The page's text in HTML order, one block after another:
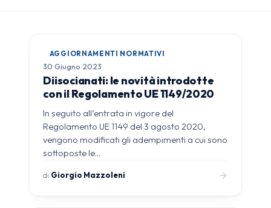
AGGIORNAMENTI NORMATIVI
30 Giugno 2023
Diisocianati: le novità introdotte
con il Regolamento UE 1149/2020
In seguito all’entrata in vigore del
Regolamento UE 1149 del 3 agosto 2020,
vengono modificati gli adempimenti a cui sono
sottoposte le…
di Giorgio Mazzoleni